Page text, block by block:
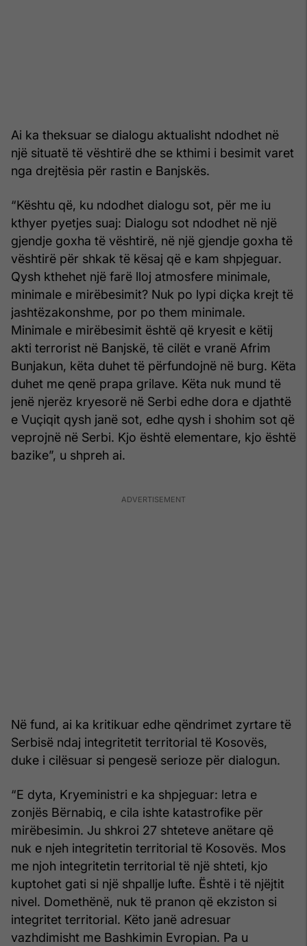
Ai ka theksuar se dialogu aktualisht ndodhet në
një situatë të vështirë dhe se kthimi i besimit varet
nga drejtësia për rastin e Banjskës.
“Kështu që, ku ndodhet dialogu sot, për me iu
kthyer pyetjes suaj: Dialogu sot ndodhet në një
gjendje goxha të vështirë, në një gjendje goxha të
vështirë për shkak të kësaj që e kam shpjeguar.
Qysh kthehet një farë lloj atmosfere minimale,
minimale e mirëbesimit? Nuk po lypi diçka krejt të
jashtëzakonshme, por po them minimale.
Minimale e mirëbesimit është që kryesit e këtij
akti terrorist në Banjskë, të cilët e vranë Afrim
Bunjakun, këta duhet të përfundojnë në burg. Këta
duhet me qenë prapa grilave. Këta nuk mund të
jenë njerëz kryesorë në Serbi edhe dora e djathtë
e Vuçiqit qysh janë sot, edhe qysh i shohim sot që
veprojnë në Serbi. Kjo është elementare, kjo është
bazike”, u shpreh ai.
Në fund, ai ka kritikuar edhe qëndrimet zyrtare të
Serbisë ndaj integritetit territorial të Kosovës,
duke i cilësuar si pengesë serioze për dialogun.
“E dyta, Kryeministri e ka shpjeguar: letra e
zonjës Bërnabiq, e cila ishte katastrofike për
mirëbesimin. Ju shkroi 27 shteteve anëtare që
nuk e njeh integritetin territorial të Kosovës. Mos
me njoh integritetin territorial të një shteti, kjo
kuptohet gati si një shpallje lufte. Është i të njëjtit
nivel. Domethënë, nuk të pranon që ekziston si
integritet territorial. Këto janë adresuar
vazhdimisht me Bashkimin Evropian. Pa u